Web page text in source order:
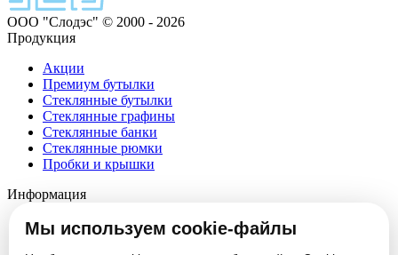
ООО "Слодэс" © 2000 - 2026
Продукция
Акции
Премиум бутылки
Стеклянные бутылки
Стеклянные графины
Стеклянные банки
Стеклянные рюмки
Пробки и крышки
Информация
О компании
Мы используем cookie-файлы